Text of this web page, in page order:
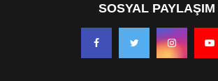
SOSYAL PAYLAŞIM